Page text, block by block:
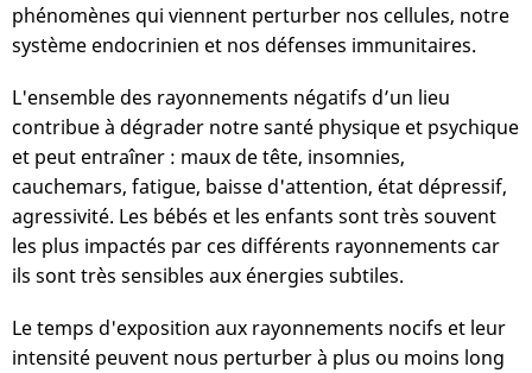
phénomènes qui viennent perturber nos cellules, notre
système endocrinien et nos défenses immunitaires.
L'ensemble des rayonnements négatifs d’un lieu
contribue à dégrader notre santé physique et psychique
et peut entraîner : maux de tête, insomnies,
cauchemars, fatigue, baisse d'attention, état dépressif,
agressivité. Les bébés et les enfants sont très souvent
les plus impactés par ces différents rayonnements car
ils sont très sensibles aux énergies subtiles.
Le temps d'exposition aux rayonnements nocifs et leur
intensité peuvent nous perturber à plus ou moins long